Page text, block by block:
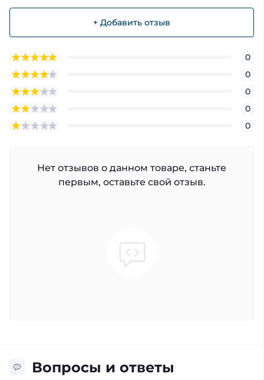
+ Добавить отзыв
0
0
0
0
0
Нет отзывов о данном товаре, станьте
первым, оставьте свой отзыв.
Вопросы и ответы